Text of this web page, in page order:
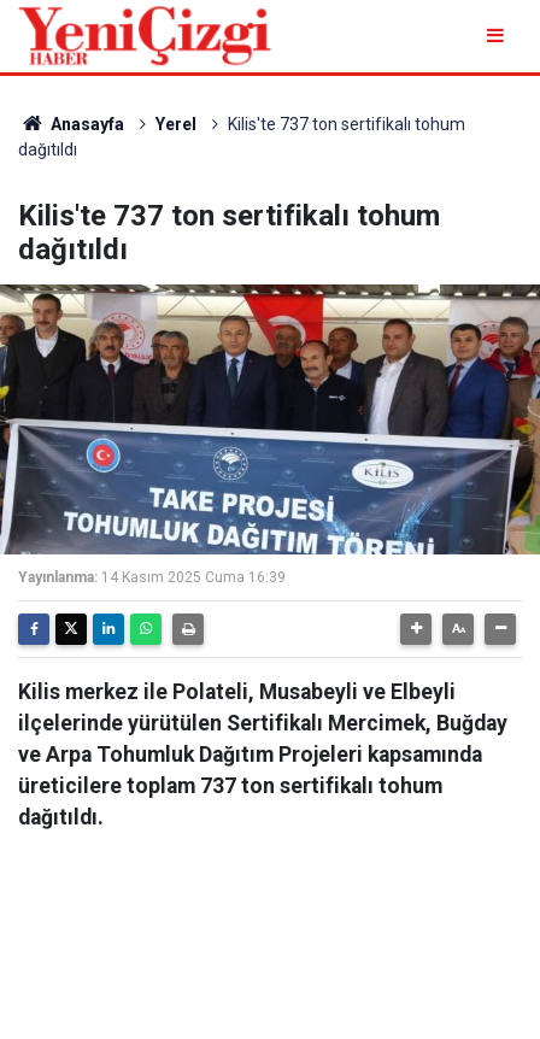
Anasayfa Yerel
Kilis'te 737 ton sertifikalı tohum
dağıtıldı
Kilis'te 737 ton sertifikalı tohum
dağıtıldı
Yayınlanma: 14 Kasım 2025 Cuma 16:39
Kilis merkez ile Polateli, Musabeyli ve Elbeyli
ilçelerinde yürütülen Sertifikalı Mercimek, Buğday
ve Arpa Tohumluk Dağıtım Projeleri kapsamında
üreticilere toplam 737 ton sertifikalı tohum
dağıtıldı.